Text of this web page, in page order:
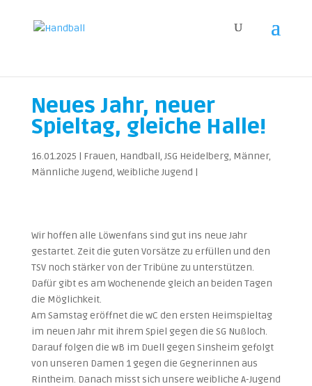
Neues Jahr, neuer
Spieltag, gleiche Halle!
16.01.2025 | Frauen, Handball,JSG Heidelberg, Männer,
Männliche Jugend, Weibliche Jugend |
Wir hoffen alle Löwenfans sind gut ins neue Jahr
gestartet. Zeit die guten Vorsätze zu erfüllen und den
TSV noch stärker von der Tribüne zu unterstützen.
Dafür gibt es am Wochenende gleich an beiden Tagen
die Möglichkeit.
Am Samstag eröffnet die wC den ersten Heimspieltag
im neuen Jahr mit ihrem Spiel gegen die SG Nußloch.
Darauf folgen die wB im Duell gegen Sinsheim gefolgt
von unseren Damen 1 gegen die Gegnerinnen aus
Rintheim. Danach misst sich unsere weibliche A-Jugend